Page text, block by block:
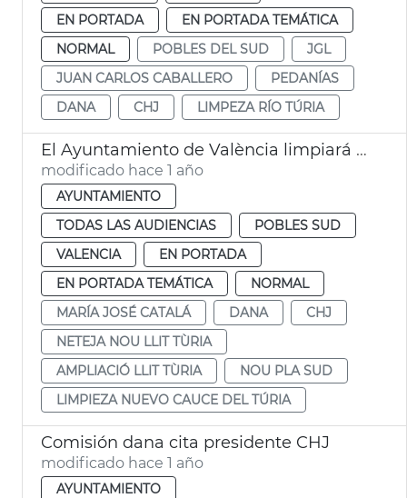
EN PORTADA
EN PORTADA TEMÁTICA
NORMAL
POBLES DEL SUD
JGL
JUAN CARLOS CABALLERO
PEDANÍAS
DANA
CHJ LIMPEZA RÍO TÚRIA
El Ayuntamiento de València limpiará el nuevo cauce del Túria
modificado hace 1 año
AYUNTAMIENTO
TODAS LAS AUDIENCIAS
POBLES SUD
VALENCIA
EN PORTADA
EN PORTADA TEMÁTICA
NORMAL
MARÍA JOSÉ CATALÁ
DANA
CHJ
NETEJA NOU LLIT TÙRIA
AMPLIACIÓ LLIT TÙRIA
NOU PLA SUD
LIMPIEZA NUEVO CAUCE DEL TÚRIA
Comisión dana cita presidente CHJ
modificado hace 1 año
AYUNTAMIENTO